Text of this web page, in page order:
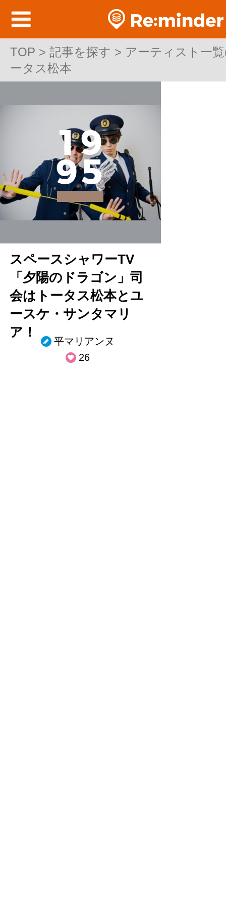
TOP > 記事を探す > アーティスト一
ータス松本
TOP > 記事を探す > アーティスト一
ータス松本
19
95
スペースシャワーTV
「夕陽のドラゴン」司
会はトータス松本とユ
ースケ・サンタマリ
ア！
平マリアンヌ
26